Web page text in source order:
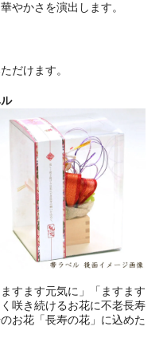
やかさを演出します。
だけます。
すます元気に」「ますます
咲き続けるお花に不老長寿
お花「長寿の花」に込めた